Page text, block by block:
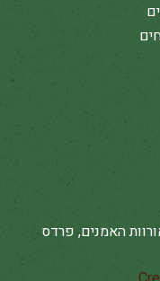
האמנים, פרדס